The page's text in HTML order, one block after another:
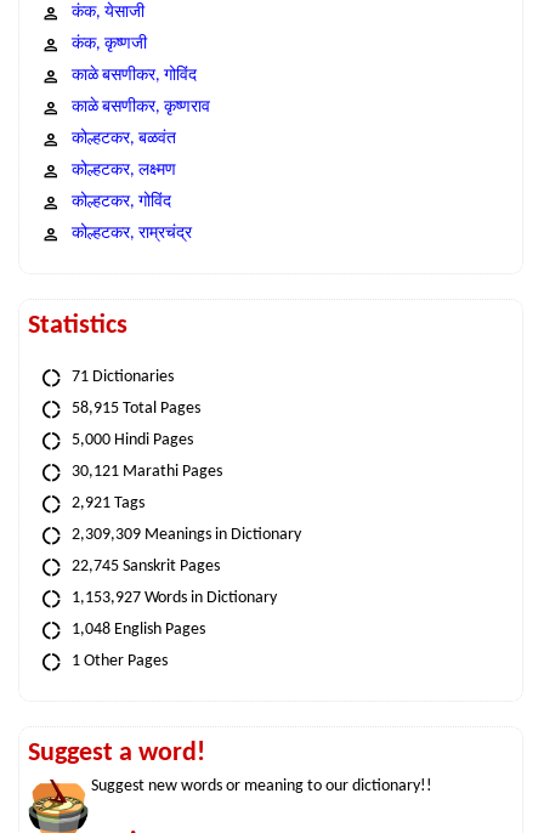
कंक, येसाजी
कंक, कृष्णजी
काळे बसणीकर, गोविंद
काळे बसणीकर, कृष्णराव
कोल्हटकर, बळवंत
कोल्हटकर, लक्ष्मण
कोल्हटकर, गोविंद
कोल्हटकर, राम्रचंद्र
Statistics
71 Dictionaries
58,915 Total Pages
5,000 Hindi Pages
30,121 Marathi Pages
2,921 Tags
2,309,309 Meanings in Dictionary
22,745 Sanskrit Pages
1,153,927 Words in Dictionary
1,048 English Pages
1 Other Pages
Suggest a word!
Suggest new words or meaning to our dictionary!!